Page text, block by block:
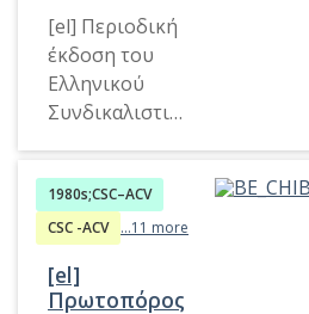
[el] Περιοδική
έκδοση του
Ελληνικού
Συνδικαλιστικ
Βελγίου. Στην
ταυτότητα του
δηλώνεται ως
1980s;CSC–ACV
CSC -ACV
...11 more
[el]
Πρωτοπόρος